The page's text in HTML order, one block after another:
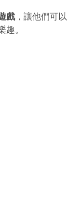
戲，讓他們可以
。